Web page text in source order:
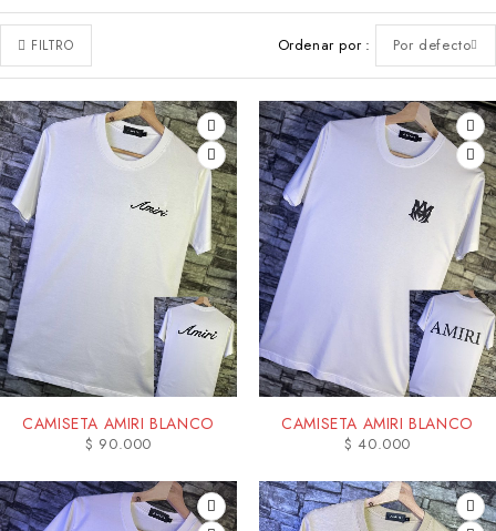
FILTRO Ordenar por Por defecto
CAMISETA AMIRI BLANCO
$ 90.000
CAMISETA AMIRI BLANCO
$ 40.000